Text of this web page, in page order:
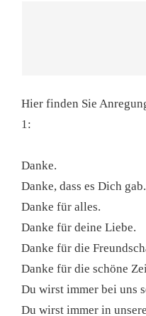
Hier finden Sie
1:
Danke.
Danke, dass es Dich gab.
Danke für alles.
Danke für deine Liebe.
Danke für die
Danke für die schöne
Du wirst immer bei uns
Du wirst immer in